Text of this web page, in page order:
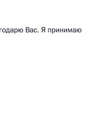
Вас. Я принимаю